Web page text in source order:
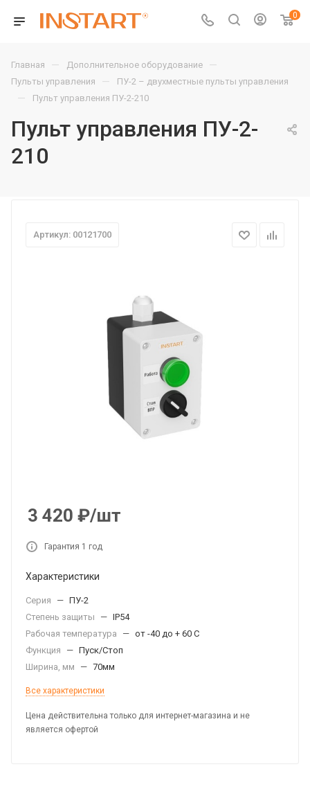
0
Главная — Дополнительное оборудование —
Пульты управления — ПУ-2 – двухместные пульты управления
— Пульт управления ПУ-2-210
Пульт управления ПУ-2-
210
Артикул: 00121700
3 420 ₽/шт
Гарантия 1 год
Характеристики
Серия — ПУ-2
Степень защиты
— IP54
Рабочая температура
— от -40 до + 60 С
Функция
— Пуск/Стоп
Ширина, мм
— 70мм
Все характеристики
Цена действительна только для интернет-магазина и не
является офертой